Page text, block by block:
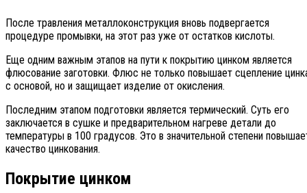
После травления металлоконструкция вновь подвергается
процедуре промывки, на этот раз уже от остатков кислоты.
Еще одним важным этапов на пути к покрытию цинком является
флюсование заготовки. Флюс не только повышает сцепление
с основой, но и защищает изделие от окисления.
Последним этапом подготовки является термический. Суть его
заключается в сушке и предварительном нагреве детали до
температуры в 100 градусов. Это в значительной степени
качество цинкования.
Покрытие цинком